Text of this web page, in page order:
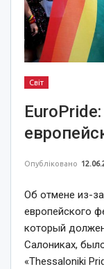
Світ
Опубліковано
Об отмене из-
европейского
который
Салониках,
«Thessaloniki